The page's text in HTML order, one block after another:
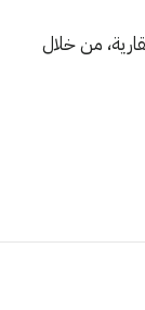
من خلال